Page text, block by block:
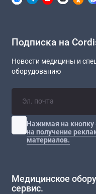
Подписка на
Новости медицины и
оборудованию
Нажимая на кнопку
на получение
материалов.
Медицинское
сервис.